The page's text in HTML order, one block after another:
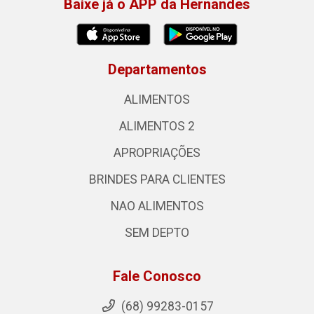
Baixe já o APP da Hernandes
Departamentos
ALIMENTOS
ALIMENTOS 2
APROPRIAÇÕES
BRINDES PARA CLIENTES
NAO ALIMENTOS
SEM DEPTO
Fale Conosco
(68) 99283-0157